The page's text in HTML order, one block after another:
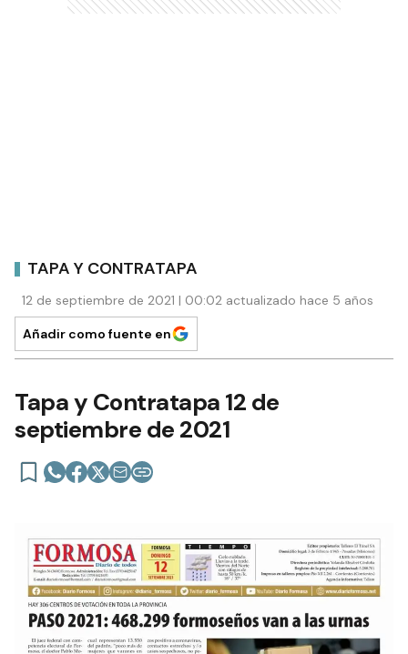
TAPA Y CONTRATAPA
12 de septiembre de 2021 | 00:02 actualizado hace 5 años
Añadir como fuente en
Tapa y Contratapa 12 de
septiembre de 2021